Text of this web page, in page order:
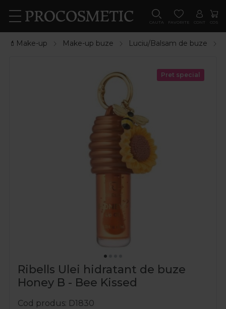
CAUTA FAVORITE CONT COS
💄Make-up Make-up buze Luciu/Balsam de buze
Pret special
Ribells Ulei hidratant de buze
Honey B - Bee Kissed
Cod produs D1830